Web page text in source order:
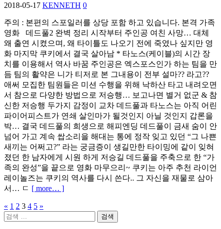
2018-05-17 KENNETH 0
​주의 : 본편의 스포일러를 상당 포함 하고 있습니다. 본격 가족
영화 데드풀2 완벽 정리 시작부터 주인공 여친 사망… 대체
왜 출연 시켰으며, 왜 타이틀도 나오기 전에 죽였나 싶지만 영
화 마지막 쿠키에서 결국 살아남 * 타노스(케이블)의 시간 장
치를 이용해서 역사 바꿈 주인공은 엑스포스인가 하는 팀을 만
듬 팀의 활약은 니가 티저로 본 그내용이 전부 설마?? 라고??
애써 모집한 팀원들은 미션 수행을 위해 낙하산 타고 내려오면
서 참으로 다양한 방법으로 저승행… 보고나면 별거 없군 & 참
신한 저승행 두가지 감정이 교차 데드풀과 타노스는 아직 어린
파이어피스트가 연쇄 살인마가 될것인지 아닐 것인지 갑론을
박… 결국 데드풀의 희생으로 해피엔딩 데드풀이 금새 숨이 안
넘어 가고 계속 쌉소리을 해대는 통에 정작 잊고 있던 “그 나쁜
새끼는 어쩌고?” 라는 궁금증이 생길만한 타이밍에 같이 잊혀
졌던 한 남자에게 시원 하게 저승길 데드풀을 주축으로 한 “가
족의 완성”을 끝으로 영화 마무으리~ 쿠키는 아주 추천 라이언
레이놀즈는 쿠키의 역사를 다시 쓴다.. 그 자신을 재물로 삼아
서… ㄷ [ more… ]
글
페
« 1 2 3 4 5 »
검